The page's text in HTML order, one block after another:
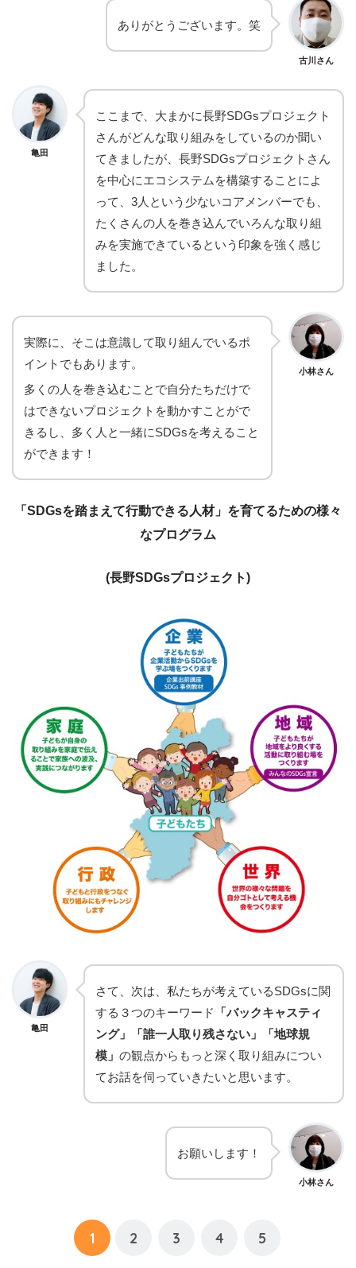
古川さん
ありがとうございます。笑
亀田
ここまで、大まかに長野SDGsプロジェクト
さんがどんな取り組みをしているのか聞い
てきましたが、長野SDGsプロジェクトさん
を中心にエコシステムを構築することによ
って、3人という少ないコアメンバーでも、
たくさんの人を巻き込んでいろんな取り組
みを実施できているという印象を強く感じ
ました。
小林さん
実際に、そこは意識して取り組んでいるポ
イントでもあります。
多くの人を巻き込むことで自分たちだけで
はできないプロジェクトを動かすことがで
きるし、多く人と一緒にSDGsを考えること
ができます！
「SDGsを踏まえて行動できる人材」を育てるための様々
なプログラム
(長野SDGsプロジェクト)
亀田
さて、次は、私たちが考えているSDGsに関
する３つのキーワード
「バックキャスティ
ング」「誰一人取り残さない」「地球規
模」 の観点からもっと深く取り組みについ
てお話を伺っていきたいと思います。
小林さん
お願いします！
1 2 3 4 5